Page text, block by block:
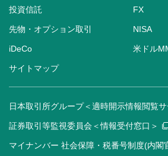
投資信託 FX
先物・オプション取引 NISA
iDeCo 米ドル
サイトマップ
日本取引所グループ＜適時開示情報閲覧サ
証券取引等監視委員会＜情報受付窓口＞
マイナンバー 社会保障・税番号制度(内閣